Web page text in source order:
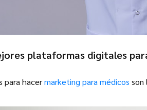
plataformas digitales
para hacermarketing para médicos son